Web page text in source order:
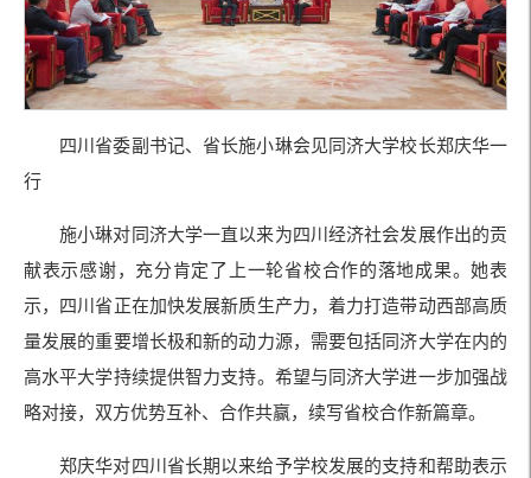
四川省委副书记、省长施小琳会见同济大学校长郑庆华一
行
施小琳对同济大学一直以来为四川经济社会发展作出的贡
献表示感谢，充分肯定了上一轮省校合作的落地成果。她表
示，四川省正在加快发展新质生产力，着力打造带动西部高质
量发展的重要增长极和新的动力源，需要包括同济大学在内的
高水平大学持续提供智力支持。希望与同济大学进一步加强战
略对接，双方优势互补、合作共赢，续写省校合作新篇章。
郑庆华对四川省长期以来给予学校发展的支持和帮助表示